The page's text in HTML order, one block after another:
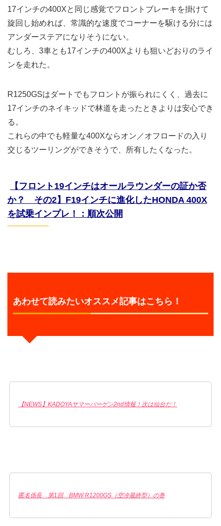
17インチの400Xと同じ感覚でフロントブレーキを掛けて
旋回し始めれば、常識的な速度でコーナーを駆ける分には
アンダーステアになりそうにない。
むしろ、3車とも17インチの400Xよりも狙いどおりのライ
ンを走れた。
R1250GSはダートでもフロントが振られにくく、過去に
17インチのネイキッドで林道を走ったときよりは安心でき
る。
これらの中でも軽量な400Xならオン／オフロードの入り
交じるツーリングができそうで、所有したくなった。
【フロント19インチはオールラウンダーの証か否
か？ その2】F19インチに進化したHONDA 400X
を試乗インプレ！：順次公開
あわせて読みたいオススメ記事はこちら！
【NEWS】KADOYAサマーバーゲン2nd情報！次は仙台だ！
匿名係長 第1回 BMW R1200GS（空冷最終型）の巻